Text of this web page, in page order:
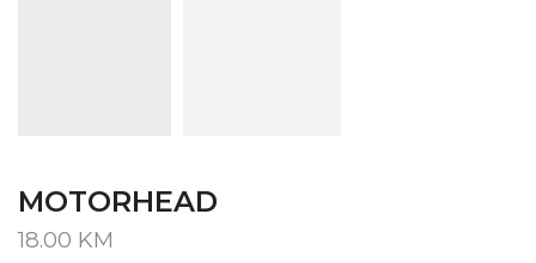
MOTORHEAD
18.00 KM